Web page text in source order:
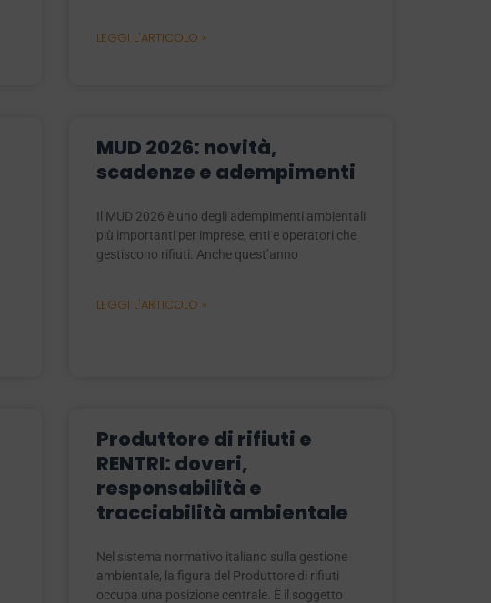
LEGGI L'ARTICOLO »
MUD 2026: novità,
scadenze e adempimenti
Il MUD 2026 è uno degli adempimenti ambientali
più importanti per imprese, enti e operatori che
gestiscono rifiuti. Anche quest’anno
LEGGI L'ARTICOLO »
Produttore di rifiuti e
RENTRI: doveri,
responsabilità e
tracciabilità ambientale
Nel sistema normativo italiano sulla gestione
ambientale, la figura del Produttore di rifiuti
occupa una posizione centrale. È il soggetto